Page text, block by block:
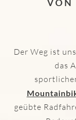
VON
Der Weg ist
das
geübte